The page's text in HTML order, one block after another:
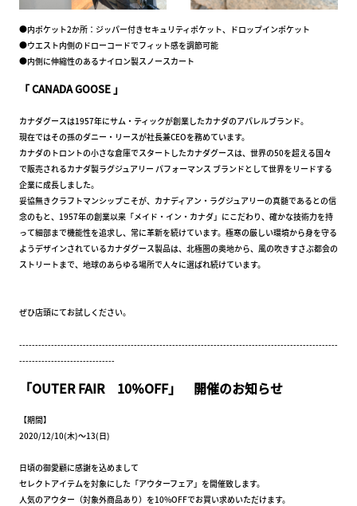
●内ポケット2か所：ジッパー付きセキュリティポケット、ドロップインポケット
●ウエスト内側のドローコードでフィット感を調節可能
●内側に伸縮性のあるナイロン製スノースカート
「 CANADA GOOSE 」
カナダグースは1957年にサム・ティックが創業したカナダのアパレルブランド。
現在ではその孫のダニー・リースが社長兼CEOを務めています。
カナダのトロントの小さな倉庫でスタートしたカナダグースは、世界の50を超える国々
で販売されるカナダ製ラグジュアリー パフォーマンス ブランドとして世界をリードする
企業に成長しました。
妥協無きクラフトマンシップこそが、カナディアン・ラグジュアリーの真髄であるとの信
念のもと、1957年の創業以来「メイド・イン・カナダ」にこだわり、確かな技術力を持
って細部まで機能性を追求し、常に革新を続けています。極寒の厳しい環境から身を守る
ようデザインされているカナダグース製品は、北極圏の奥地から、風の吹きすさぶ都会の
ストリートまで、地球のあらゆる場所で人々に選ばれ続けています。
ぜひ店頭にてお試しください。
----------------------------------------------------------------------------------------------------
------------------------------
「OUTER FAIR 10％OFF」 開催のお知らせ
【期間】
2020/12/10(木)～13(日)
日頃の御愛顧に感謝を込めまして
セレクトアイテムを対象にした「アウターフェア」を開催致します。
人気のアウター（対象外商品あり）を10%OFFでお買い求めいただけます。